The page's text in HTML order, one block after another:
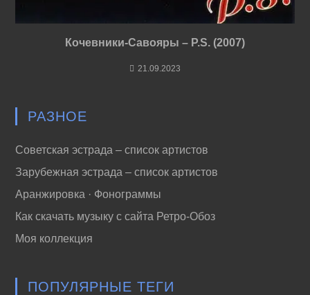
Кочевники-Савояры – P.S. (2007)
21.09.2023
РАЗНОЕ
Советская эстрада – список артистов
Зарубежная эстрада – список артистов
Аранжировка · Фонограммы
Как скачать музыку с сайта Ретро-Обоз
Моя коллекция
ПОПУЛЯРНЫЕ ТЕГИ